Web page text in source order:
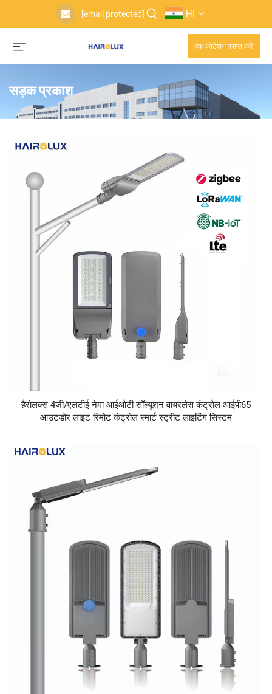
[email protected] HI
एक कोटेशन प्राप्त करें
सड़क प्रकाश
हैरोलक्स 4जी/एलटीई नेमा आईओटी सॉल्यूशन वायरलेस कंट्रोल आईपी65
आउटडोर लाइट रिमोट कंट्रोल स्मार्ट स्ट्रीट लाइटिंग सिस्टम